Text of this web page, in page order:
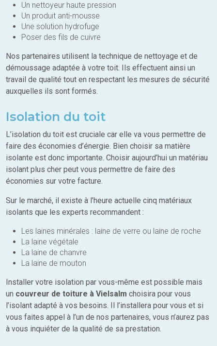
Un nettoyeur haute pression
Un produit anti-mousse
Une solution hydrofuge
Poser des fils de cuivre
Nos partenaires utilisent la technique de nettoyage et de
démoussage adaptée à votre toit. Ils effectuent ainsi un
travail de qualité tout en respectant les mesures de sécurité
auxquelles ils sont formés.
Isolation du toit
L’isolation du toit est cruciale car elle va vous permettre de
faire des économies d’énergie. Bien choisir sa matière
isolante est donc importante. Choisir aujourd’hui un matériau
isolant plus cher peut vous permettre de faire des
économies sur votre facture.
Sur le marché, il existe à l’heure actuelle cinq matériaux
isolants que les experts recommandent :
Les laines minérales : laine de verre ou laine de roche
La laine végétale
La laine de chanvre
La laine de mouton
Installer votre isolation par vous-même est possible mais
un couvreur de toiture à Vielsalm choisira pour vous
l’isolant adapté à vos besoins. Il l’installera pour vous et si
vous faites appel à l’un de nos partenaires, vous n’aurez pas
à vous inquiéter de la qualité de sa prestation.